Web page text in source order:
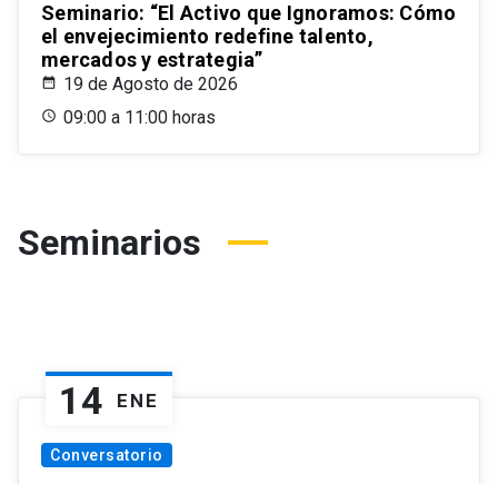
Seminario: “El Activo que Ignoramos: Cómo
el envejecimiento redefine talento,
mercados y estrategia”
19 de Agosto de 2026
09:00 a 11:00 horas
Seminarios
14 ENE
Conversatorio